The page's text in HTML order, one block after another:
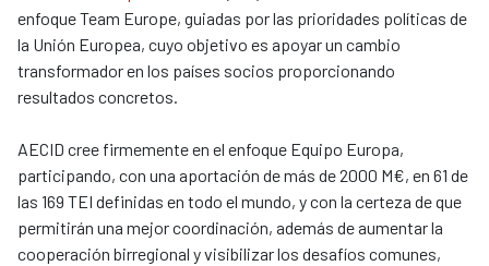
enfoque Team Europe, guiadas por las prioridades políticas de
la Unión Europea, cuyo objetivo es apoyar un cambio
transformador en los países socios proporcionando
resultados concretos.
AECID cree firmemente en el enfoque Equipo Europa,
participando, con una aportación de más de 2000 M€, en 61 de
las 169 TEI definidas en todo el mundo, y con la certeza de que
permitirán una mejor coordinación, además de aumentar la
cooperación birregional y visibilizar los desafíos comunes,